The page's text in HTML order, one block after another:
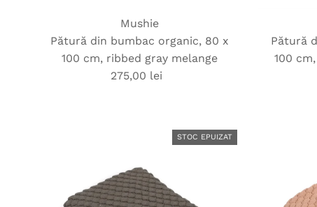
Mushie
Pătură din bumbac organic, 80 x
100 cm, ribbed gray melange
Preț
275,00 lei
Pătură
100
STOC EPUIZAT